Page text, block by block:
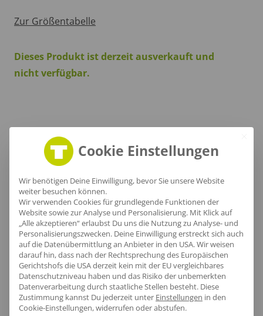
Zur Größentabelle
Dieses Produkt ist derzeit ausverkauft und
nicht verfügbar.
Produktinfo
Artikel-Nr.:NE90020
Geschlecht:Unisex
Obermaterial:100% Baumwolle
Grammatur:210 g/m²
Pflegehinweis:40 °C waschbar|Bügeln
erlaubt|Trockner geeignet
Zertifikate: Bio-Baumwolle|EU Ecolabel|Faire
Arbeitsbedingungen|Fairtrade-zertifizierte
Cookie Einstellungen
Wir benötigen Deine Einwilligung, bevor Sie unsere Website
weiter besuchen können.
Wir verwenden Cookies für grundlegende Funktionen der
Website sowie zur Analyse und Personalisierung. Mit Klick auf
„Alle akzeptieren“ erlaubst Du uns die Nutzung zu Analyse- und
Personalisierungszwecken. Deine Einwilligung erstreckt sich auch
auf die Datenübermittlung an Anbieter in den USA. Wir weisen
darauf hin, dass nach der Rechtsprechung des Europäischen
Gerichtshofs die USA derzeit kein mit der EU vergleichbares
Datenschutzniveau haben und das Risiko der unbemerkten
Datenverarbeitung durch staatliche Stellen besteht. Diese
Zustimmung kannst Du jederzeit unter Einstellungen in den
Cookie-Einstellungen, widerrufen oder abstufen.